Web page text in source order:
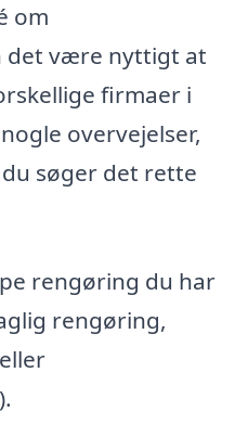
om
det være nyttigt at
firmaer i
overvejelser,
søger det rette
rengøring du har
rengøring,